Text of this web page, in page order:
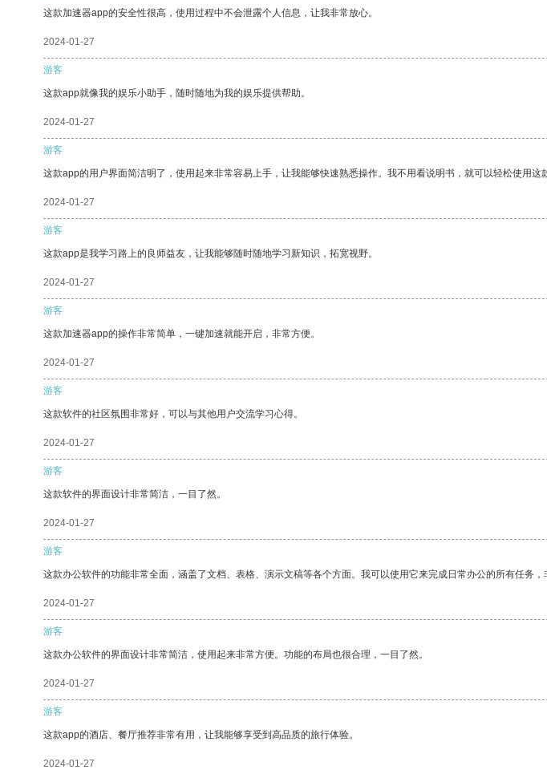
这款加速器app的安全性很高，使用过程中不会泄露个人信息，让我非常放心。
2024-01-27
游客
这款app就像我的娱乐小助手，随时随地为我的娱乐提供帮助。
2024-01-27
游客
这款app的用户界面简洁明了，使用起来非常容易上手，让我能够快速熟悉操作。我不用看说明书，就可以轻松使用这
2024-01-27
游客
这款app是我学习路上的良师益友，让我能够随时随地学习新知识，拓宽视野。
2024-01-27
游客
这款加速器app的操作非常简单，一键加速就能开启，非常方便。
2024-01-27
游客
这款软件的社区氛围非常好，可以与其他用户交流学习心得。
2024-01-27
游客
这款软件的界面设计非常简洁，一目了然。
2024-01-27
游客
这款办公软件的功能非常全面，涵盖了文档、表格、演示文稿等各个方面。我可以使用它来完成日常办公的所有任务，
2024-01-27
游客
这款办公软件的界面设计非常简洁，使用起来非常方便。功能的布局也很合理，一目了然。
2024-01-27
游客
这款app的酒店、餐厅推荐非常有用，让我能够享受到高品质的旅行体验。
2024-01-27